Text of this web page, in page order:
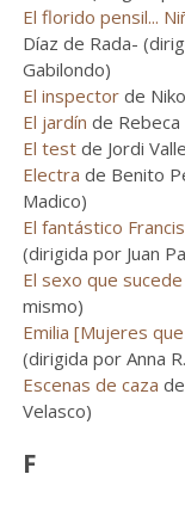
El florido pensil...
Díaz de Rada-
Gabilondo)
El inspectorde
El jardín de
El testde Jordi
Electra de Benito
Madico)
El fantástico
(dirigida por Juan
El sexo que sucede
mismo)
Emilia [Mujeres
(dirigida por Anna
Escenas de caza
Velasco)
F